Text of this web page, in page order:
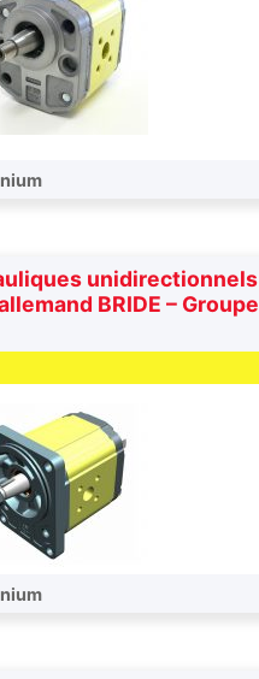
unidirectionnels
BRIDE – Groupe